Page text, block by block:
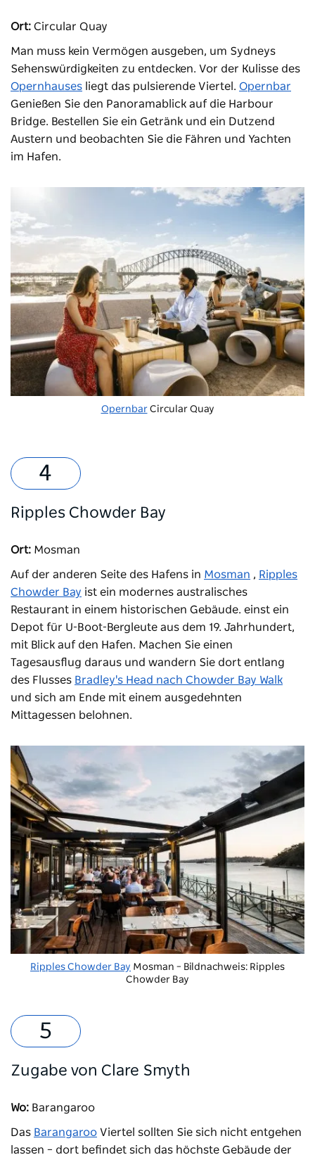
Ort: Circular Quay
Man muss kein Vermögen ausgeben, um Sydneys
Sehenswürdigkeiten zu entdecken. Vor der Kulisse des
Opernhauses liegt das pulsierende Viertel. Opernbar
Genießen Sie den Panoramablick auf die Harbour
Bridge. Bestellen Sie ein Getränk und ein Dutzend
Austern und beobachten Sie die Fähren und Yachten
im Hafen.
OpernbarCircular Quay
Ripples Chowder Bay
Ort: Mosman
Auf der anderen Seite des Hafens in Mosman , Ripples
Chowder Bay ist ein modernes australisches
Restaurant in einem historischen Gebäude. einst ein
Depot für U-Boot-Bergleute aus dem 19. Jahrhundert,
mit Blick auf den Hafen. Machen Sie einen
Tagesausflug daraus und wandern Sie dort entlang
des Flusses Bradley's Head nach Chowder Bay Walk
und sich am Ende mit einem ausgedehnten
Mittagessen belohnen.
Ripples Chowder Bay Mosman – Bildnachweis: Ripples
Chowder Bay
Zugabe von Clare Smyth
Wo: Barangaroo
Das Barangaroo Viertel sollten Sie sich nicht entgehen
lassen – dort befindet sich das höchste Gebäude der